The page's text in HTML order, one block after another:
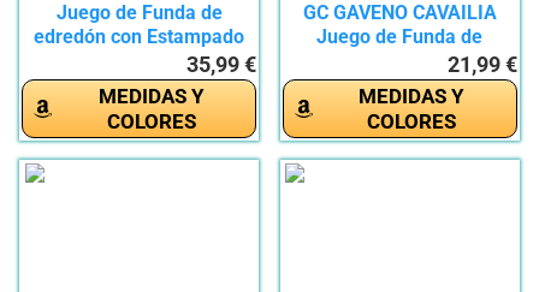
Juego de Funda de
edredón con Estampado
35,99 €
MEDIDAS Y
COLORES
GC GAVENO CAVAILIA
Juego de Funda de
edredón de...21,99 €
MEDIDAS Y
COLORES